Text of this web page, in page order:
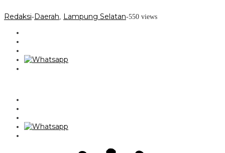
Redaksi-Daerah Lampung Selatan-550 views